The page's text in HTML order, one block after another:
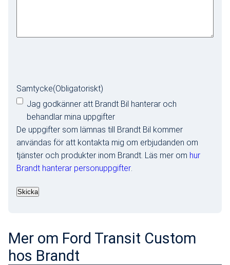
Samtycke(Obligatoriskt)
Jag godkänner att Brandt Bil hanterar och
behandlar mina uppgifter
De uppgifter som lämnas till Brandt Bil kommer
användas för att kontakta mig om erbjudanden om
tjänster och produkter inom Brandt. Läs mer om hur
Brandt hanterar personuppgifter
Mer om Ford Transit Custom
hos Brandt